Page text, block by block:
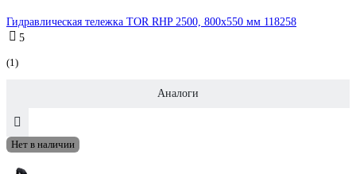
Гидравлическая тележка TOR RHP 2500, 800x550 мм 118258
5
(1)
Аналоги
Нет в наличии